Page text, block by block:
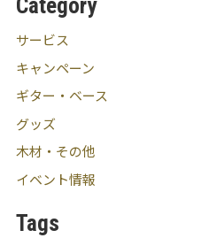
Category
サービス
キャンペーン
ギター・ベース
グッズ
木材・その他
イベント情報
Tags